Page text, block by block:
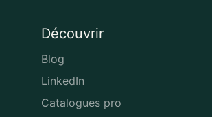
Découvrir
Blog
LinkedIn
Catalogues pro